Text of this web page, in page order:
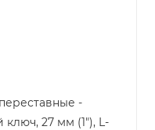
-
ключ, 27 мм (1"), L-